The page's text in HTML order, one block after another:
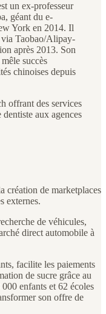
un ex-professeur
géant du e-
York en 2014. Il
Taobao/Alipay-
après 2013. Son
succès
chinoises depuis
offrant des services
aux agences
création de marketplaces
externes.
de véhicules,
direct automobile à
facilite les paiements
de sucre grâce au
enfants et 62 écoles
son offre de